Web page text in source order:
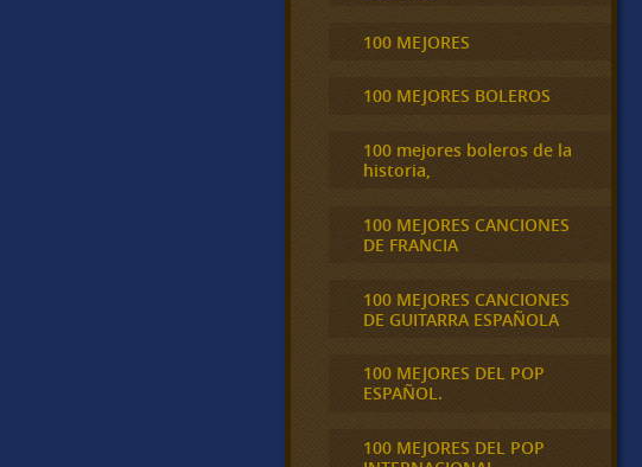
100 MEJORES
100 MEJORES BOLEROS
100 mejores boleros de la
historia,
100 MEJORES CANCIONES
DE FRANCIA
100 MEJORES CANCIONES
DE GUITARRA ESPAÑOLA
100 MEJORES DEL POP
ESPAÑOL.
100 MEJORES DEL POP